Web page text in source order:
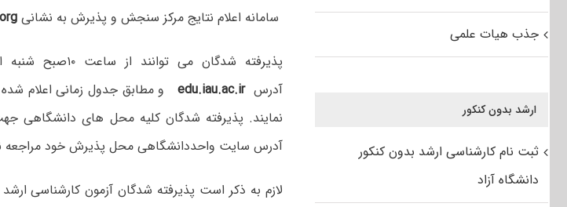
سامانه اعلام نتایج مرکز سنجش و پذیرش به نشانی
پذیرفته شدگان می
آدرسedu.iau.ac.irو مطابق جدول زمانی اعلام
نمایند. پذیرفته شدگان کلیه محل های دانشگاهی
آدرس سایت واحددانشگاهی محل پذیرش خود مراجعه
لازم به ذکر است پذیرفته شدگان آزمون کارشناسی
جذب هیات علمی
ارشد بدون کنکور
ثبت نام کارشناسی ارشد بدون کنکور
دانشگاه آزاد